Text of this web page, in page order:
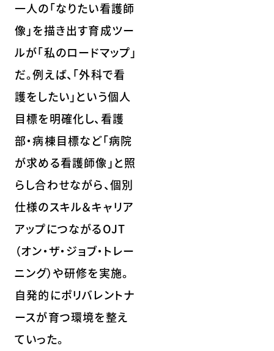
一人の「なりたい看護師
像」を描き出す育成ツー
ルが「私のロードマップ」
だ。例えば、「外科で看
護をしたい」という個人
目標を明確化し、看護
部・病棟目標など「病院
が求める看護師像」と照
らし合わせながら、個別
仕様のスキル＆キャリア
アップにつながるOJT
（オン・ザ・ジョブ・トレー
ニング）や研修を実施。
自発的にポリバレントナ
ースが育つ環境を整え
ていった。